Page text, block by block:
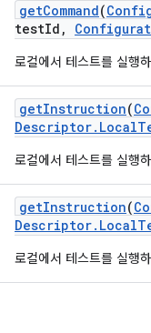
getCommand(
testId ,
로컬에서 테스트를 실행
getInstruction(
Descriptor. Local
로컬에서 테스트를 실행
getInstruction(
Descriptor. Local
로컬에서 테스트를 실행